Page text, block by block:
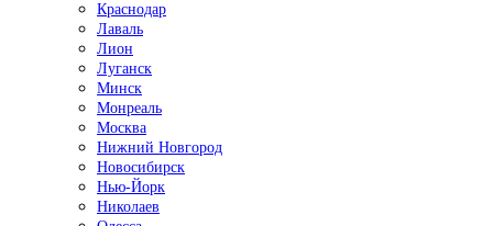
Краснодар
Лаваль
Лион
Луганск
Минск
Монреаль
Москва
Нижний Новгород
Новосибирск
Нью-Йорк
Николаев